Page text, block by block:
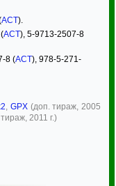
АСТ).
АСТ), 5-9713-2507-8
8 (АСТ), 978-5-271-
, GPX(доп. тираж, 2005
2011 г.)